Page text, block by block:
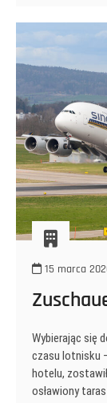
15 marca
Wybierając się
czasu lotnisku
hotelu,
osławiony